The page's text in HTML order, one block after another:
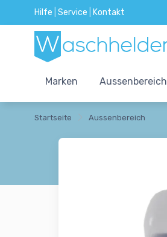
Hilfe Service Kontakt
Marken Aussenbereich
Startseite Aussenbereich